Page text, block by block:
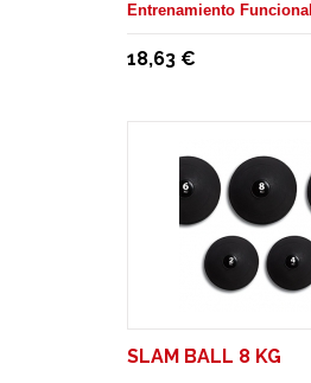
Entrenamiento Funcional
18,63 €
SLAM BALL 8 KG